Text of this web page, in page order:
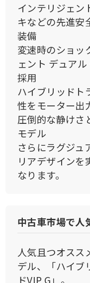
インテリジェン
キなどの先進安
装備
変速時のショッ
ェント デュア
採用
ハイブリッドト
性をモーター出
圧倒的な静けさ
モデル
さらにラグジュ
リアデザインを
なります。
中古車市場で人
人気且つオスス
デル、「ハイブ
ドVIP G」。